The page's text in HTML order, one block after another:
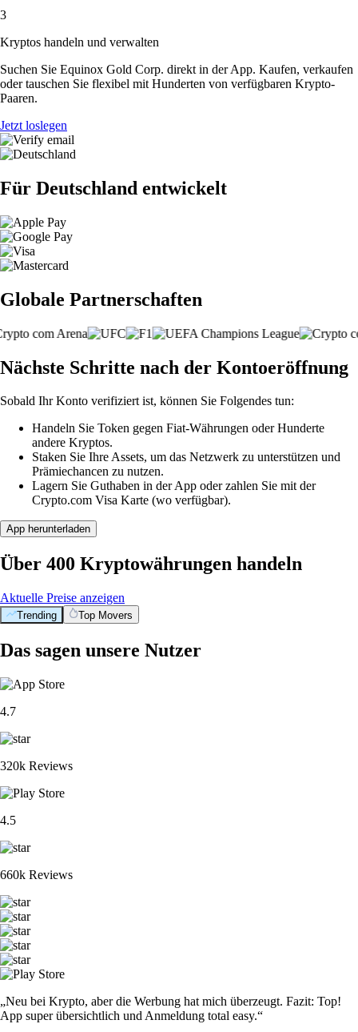
3
Kryptos handeln und verwalten
Suchen Sie Equinox Gold Corp. direkt in der App. Kaufen, verkaufen
oder tauschen Sie flexibel mit Hunderten von verfügbaren Krypto-
Paaren.
Jetzt loslegen
Für Deutschland entwickelt
Globale Partnerschaften
Nächste Schritte nach der Kontoeröffnung
Sobald Ihr Konto verifiziert ist, können Sie Folgendes tun:
Handeln Sie Token gegen Fiat-Währungen oder Hunderte
andere Kryptos.
Staken Sie Ihre Assets, um das Netzwerk zu unterstützen und
Prämiechancen zu nutzen.
Lagern Sie Guthaben in der App oder zahlen Sie mit der
Crypto.com Visa Karte (wo verfügbar).
App herunterladen
Über 400 Kryptowährungen handeln
Aktuelle Preise anzeigen
Trending Top Movers
Das sagen unsere Nutzer
4.7
320k Reviews
4.5
660k Reviews
„Neu bei Krypto, aber die Werbung hat mich überzeugt. Fazit: Top!
App super übersichtlich und Anmeldung total easy.“